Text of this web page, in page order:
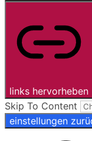
links hervorheben
Skip To Content
einstellungen